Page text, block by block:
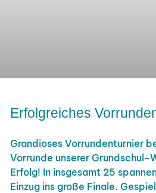
Erfolgreiches
Grandioses Vorrundenturnier
Vorrunde unserer Grundschul-
Erfolg! In insgesamt 25
Einzug ins große Finale.